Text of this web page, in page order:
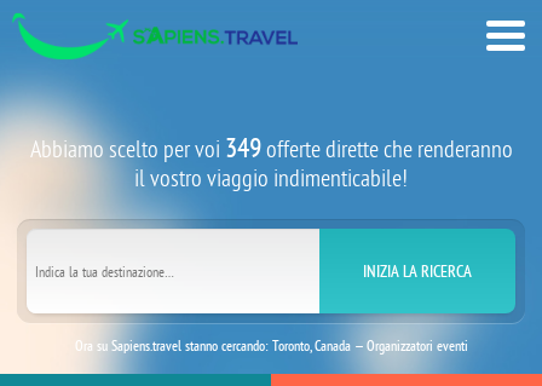
Abbiamo scelto per voi 349offerte dirette che renderanno
il vostro viaggio indimenticabile!
INIZIA LA RICERCA
Ora su Sapiens.travel stanno cercando: Toronto, Canada — Organizzatori eventi